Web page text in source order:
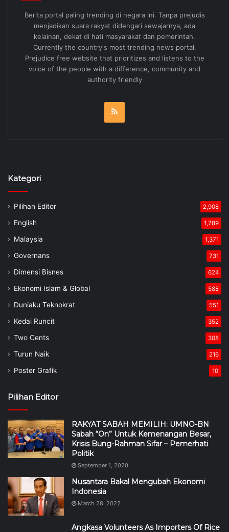
Berita portal paling trending di negara ini. Tanpa prejudis
menjadikan suara rakyat didengari sewajarnya, ada
kelainan, dekat di hati masyarakat dan pemerintah.
Currently the country's most trending news portal.
Prejudice free website that prioritizes and listens to the
voice of the people with a difference, community and
authority friendly
Kategori
Pilihan Editor 2,908
English 1,789
Malaysia 1,371
Governans 731
Dimensi Bisnes 624
Ekonomi Islam & Global 588
Duniaku Teknokrat 551
Kedai Runcit 352
Two Cents 308
Turun Naik 216
Poster Grafik 10
Pilihan Editor
RAKYAT SABAH MEMILIH: UMNO-BN
Sabah “On” Untuk Kemenangan Besar,
Krisis Bung-Rahman Sifar – Pemerhati
Politik
September 1, 2020
Nusantara Bakal Mengubah Ekonomi
Indonesia
March 28, 2022
Angkasa Volunteers As Importers Of Rice